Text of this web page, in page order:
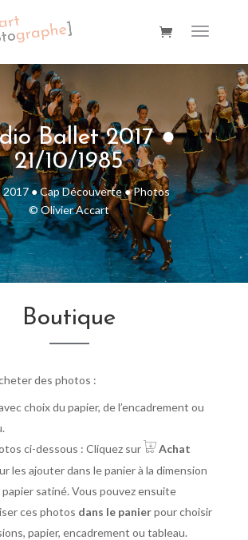
Ballet 2017 ●
21/10/1985
2017 ● Cap Découverte ● Photos
© Olivier Accart
Boutique
des photos :
choix du papier, de l’encadrement ou
ci-dessous : Cliquez sur
Achat
les ajouter dans le panier à la dimension
satiné. Vous pouvez ensuite
ces photos dans le panierpour choisir
papier, encadrement ou tableau.